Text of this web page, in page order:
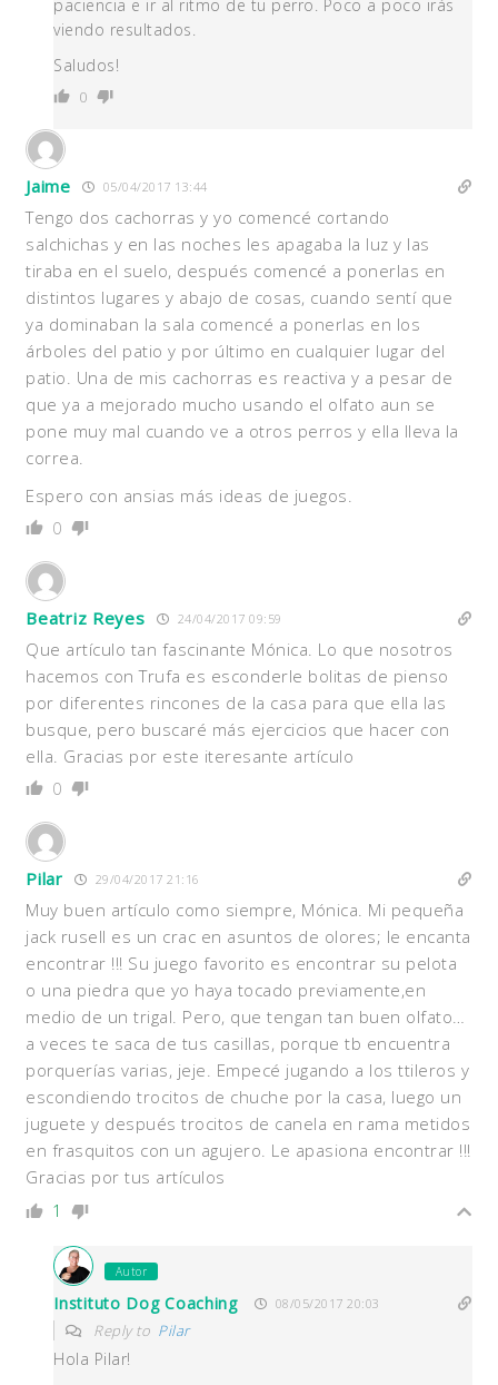
paciencia e ir al ritmo de tu perro. Poco a poco irás
viendo resultados.
Saludos!
0
Jaime 05/04/2017 13:44
Tengo dos cachorras y yo comencé cortando
salchichas y en las noches les apagaba la luz y las
tiraba en el suelo, después comencé a ponerlas en
distintos lugares y abajo de cosas, cuando sentí que
ya dominaban la sala comencé a ponerlas en los
árboles del patio y por último en cualquier lugar del
patio. Una de mis cachorras es reactiva y a pesar de
que ya a mejorado mucho usando el olfato aun se
pone muy mal cuando ve a otros perros y ella lleva la
correa.
Espero con ansias más ideas de juegos.
0
Beatriz Reyes 24/04/2017 09:59
Que artículo tan fascinante Mónica. Lo que nosotros
hacemos con Trufa es esconderle bolitas de pienso
por diferentes rincones de la casa para que ella las
busque, pero buscaré más ejercicios que hacer con
ella. Gracias por este iteresante artículo
0
Pilar 29/04/2017 21:16
Muy buen artículo como siempre, Mónica. Mi pequeña
jack rusell es un crac en asuntos de olores; le encanta
encontrar !!! Su juego favorito es encontrar su pelota
o una piedra que yo haya tocado previamente,en
medio de un trigal. Pero, que tengan tan buen olfato…
a veces te saca de tus casillas, porque tb encuentra
porquerías varias, jeje. Empecé jugando a los ttileros y
escondiendo trocitos de chuche por la casa, luego un
juguete y después trocitos de canela en rama metidos
en frasquitos con un agujero. Le apasiona encontrar !!!
Gracias por tus artículos
1
Autor
Instituto Dog Coaching 08/05/2017 20:03
Reply to Pilar
Hola Pilar!